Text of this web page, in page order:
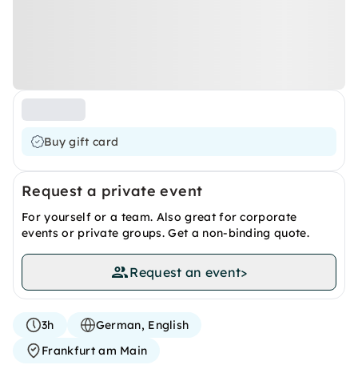
Buy gift card
Request a private event
For yourself or a team. Also great for corporate
events or private groups. Get a non-binding quote.
Request an event>
3h
German, English
Frankfurt am Main